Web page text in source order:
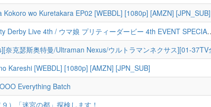
Kokoro wo Kuretakara EP02 [WEBDL] [1080p] [AMZN] [JPN_SUB]
Live 4th / ウマ娘 プリティーダービー 4th EVENT SPECIAL DREAMERS!! (BDrip)
Kareshi [WEBDL] [1080p] [AMZN] [JPN_SUB]
Everything Batch
）「迷宮の都」探検します！